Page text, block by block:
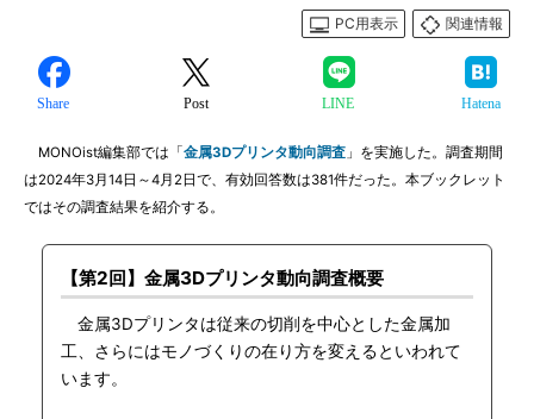
PC用表示
関連情報
Share Post LINE Hatena
MONOist編集部では「 金属3Dプリンタ動向調査 」を実施した。調査期間
は2024年3月14日～4月2日で、有効回答数は381件だった。本ブックレット
ではその調査結果を紹介する。
【第2回】金属3Dプリンタ動向調査概要
金属3Dプリンタは従来の切削を中心とした金属加
工、さらにはモノづくりの在り方を変えるといわれて
います。